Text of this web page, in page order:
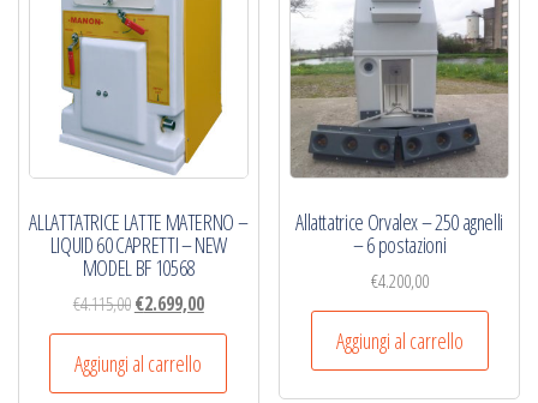
ALLATTATRICE LATTE MATERNO –
LIQUID 60 CAPRETTI – NEW
MODEL BF 10568
€4.115,00Il
prezzo
originale
era:
€2.699,00Il
prezzo
è:
Aggiungi al carrello
Allattatrice Orvalex – 250 agnelli
– 6 postazioni
€4.200,00
Aggiungi al carrello